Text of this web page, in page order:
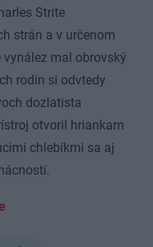
Strite
strán a v určenom
vynález mal obrovský
rodín si odvtedy
dozlatista
otvoril hriankam
chlebíkmi sa aj